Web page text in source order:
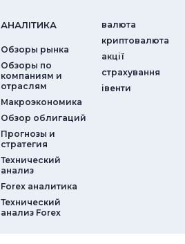
АНАЛIТИКА
Обзоры рынка
Обзоры по
компаниям и
отраслям
Макроэкономика
Обзор облигаций
Прогнозы и
стратегия
Технический
анализ
Forex аналитика
Технический
анализ Forex
валюта
криптовалюта
акції
страхування
iвенти